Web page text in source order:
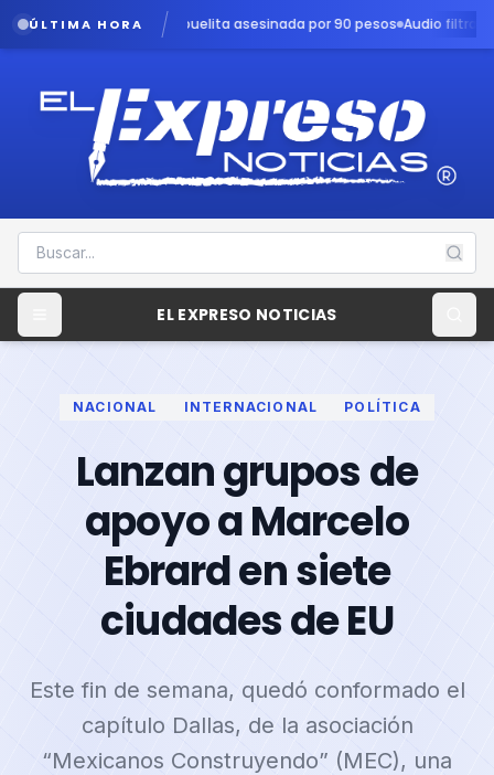
ÚLTIMA HORA
en Amozoc, abuelita asesinada por 90 pesos Audio filtrado revela
EL EXPRESO NOTICIAS
NACIONAL INTERNACIONAL POLÍTICA
Lanzan grupos de
apoyo a Marcelo
Ebrard en siete
ciudades de EU
Este fin de semana, quedó conformado el
capítulo Dallas, de la asociación
“Mexicanos Construyendo” (MEC), una